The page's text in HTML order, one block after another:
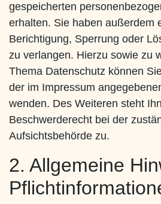
gespeicherten
erhalten. Sie haben außerdem
Berichtigung, Sperrung oder
zu verlangen. Hierzu sowie zu
Thema Datenschutz können
der im Impressum
wenden. Des Weiteren steht
Beschwerderecht bei der
Aufsichtsbehörde zu.
2. Allgemeine